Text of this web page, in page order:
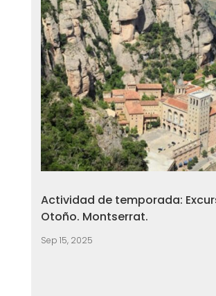
Actividad de temporada:
Otoño. Montserrat.
Sep 15, 2025